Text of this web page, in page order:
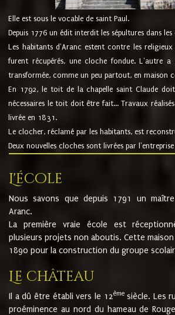
Elle est sous le vocable de saint Paul.
Depuis 1776 un édit interdit les sépultures dans les
Les habitants d'Aranc estent contre les
furent récupérés, une cloche fondue. L'autre
transformée, comme un peu partout, en maison
En 1792, le toit de la chapelle saint Claude
nécessaires le toit doit être fait... Travaux
livrée en 1831.
Le clocher, réclamé par les habitants, est
Deux nouvelles cloches sont livrées par
L'école
Nous savons que depuis 1791 un
Aranc.
La première vraie école est
plusieurs projets non aboutis. Cette
1890 pour la construction du groupe
Le château
Il a dû être établi vers le 12èmesiècle. Les
proéminence au nord du hameau de